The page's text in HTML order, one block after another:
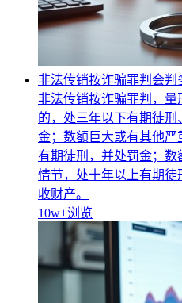
非法传销按诈骗罪判会判
非法传销按诈骗罪判，
的，处三年以下有期徒
金；数额巨大或有其他
有期徒刑，并处罚金；
情节，处十年以上有期
收财产。
10w+浏览